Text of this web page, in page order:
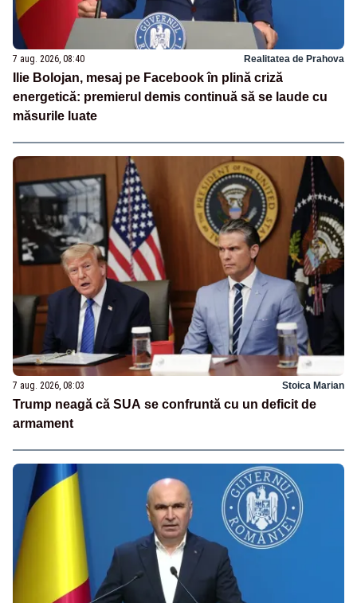
7 aug. 2026, 08:40 Realitatea de Prahova
Ilie Bolojan, mesaj pe Facebook în plină criză
energetică: premierul demis continuă să se laude cu
măsurile luate
7 aug. 2026, 08:03 Stoica Marian
Trump neagă că SUA se confruntă cu un deficit de
armament